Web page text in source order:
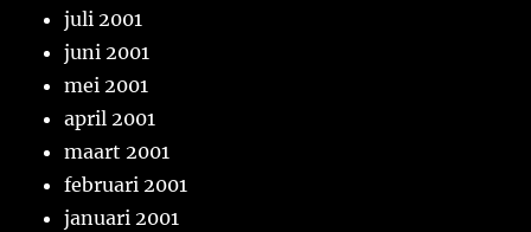
juli 2001
juni 2001
mei 2001
april 2001
maart 2001
februari 2001
januari 2001